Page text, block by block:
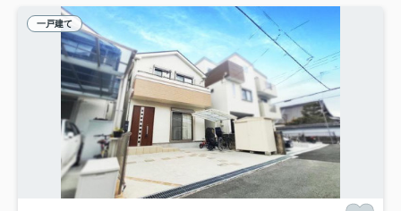
一戸建て